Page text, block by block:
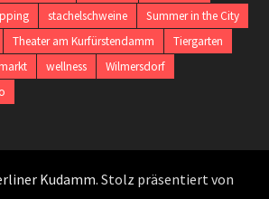
stachelschweine
Summer in the City
Theater am Kurfürstendamm
Tiergarten
wellness
Wilmersdorf
Kudamm. Stolz präsentiert von